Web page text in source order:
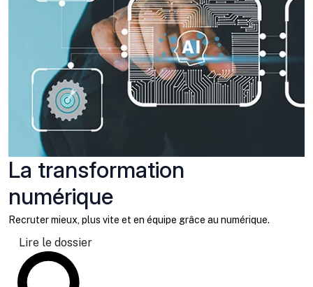
La transformation
numérique
Recruter mieux, plus vite et en équipe grâce au numérique.
Lire le dossier